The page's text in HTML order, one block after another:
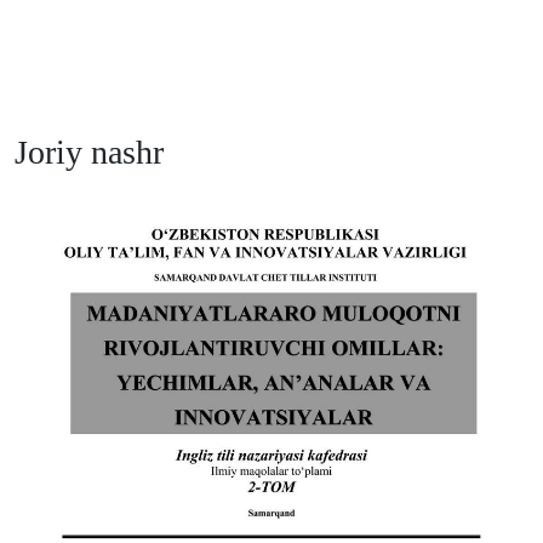
Joriy nashr